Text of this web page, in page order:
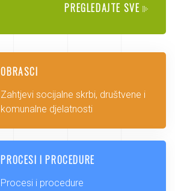
PREGLEDAJTE SVE
OBRASCI
Zahtjevi socijalne skrbi, društvene i
komunalne djelatnosti
PROCESI I PROCEDURE
Procesi i procedure